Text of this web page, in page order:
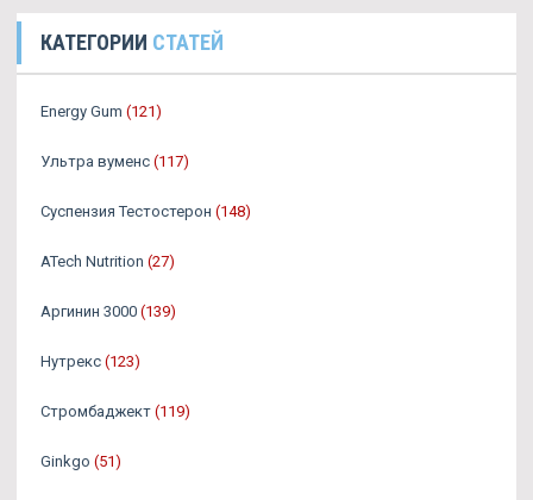
КАТЕГОРИИ СТАТЕЙ
Energy Gum (121)
Ультра вуменс (117)
Суспензия Тестостерон (148)
ATech Nutrition (27)
Аргинин 3000 (139)
Нутрекс (123)
Стромбаджект (119)
Ginkgo (51)